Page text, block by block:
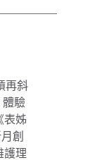
再斜
體驗
表姊
創
護理